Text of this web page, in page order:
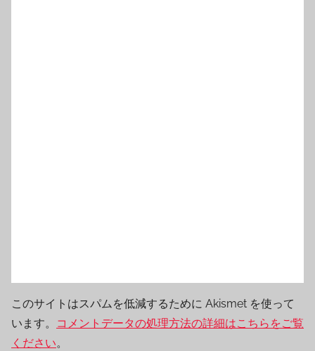
このサイトはスパムを低減するために Akismet を使って
います。
コメントデータの処理方法の詳細はこちらをご覧
ください。